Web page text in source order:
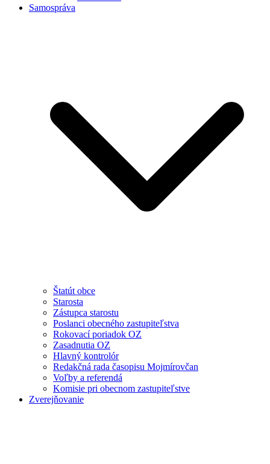
Samospráva
Štatút obce
Starosta
Zástupca starostu
Poslanci obecného zastupiteľstva
Rokovací poriadok OZ
Zasadnutia OZ
Hlavný kontrolór
Redakčná rada časopisu Mojmírovčan
Voľby a referendá
Komisie pri obecnom zastupiteľstve
Zverejňovanie